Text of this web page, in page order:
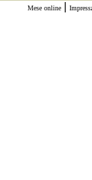
Mese online|